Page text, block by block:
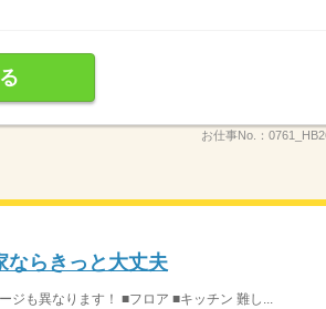
お仕事No.：
ならきっと大丈夫
ジも異なります！ ■フロア ■キッチン 難し...